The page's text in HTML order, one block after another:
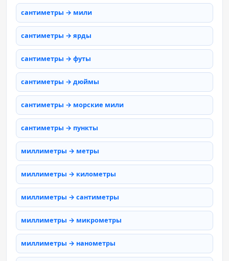
сантиметры → мили
сантиметры → ярды
сантиметры → футы
сантиметры → дюймы
сантиметры → морские мили
сантиметры → пункты
миллиметры → метры
миллиметры → километры
миллиметры → сантиметры
миллиметры → микрометры
миллиметры → нанометры